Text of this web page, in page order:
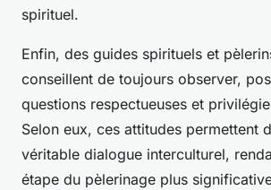
spirituel.
Enfin, des guides spirituels et
conseillent de toujours observer,
questions respectueuses et
Selon eux, ces attitudes permettent
véritable dialogue interculturel,
étape du pèlerinage plus